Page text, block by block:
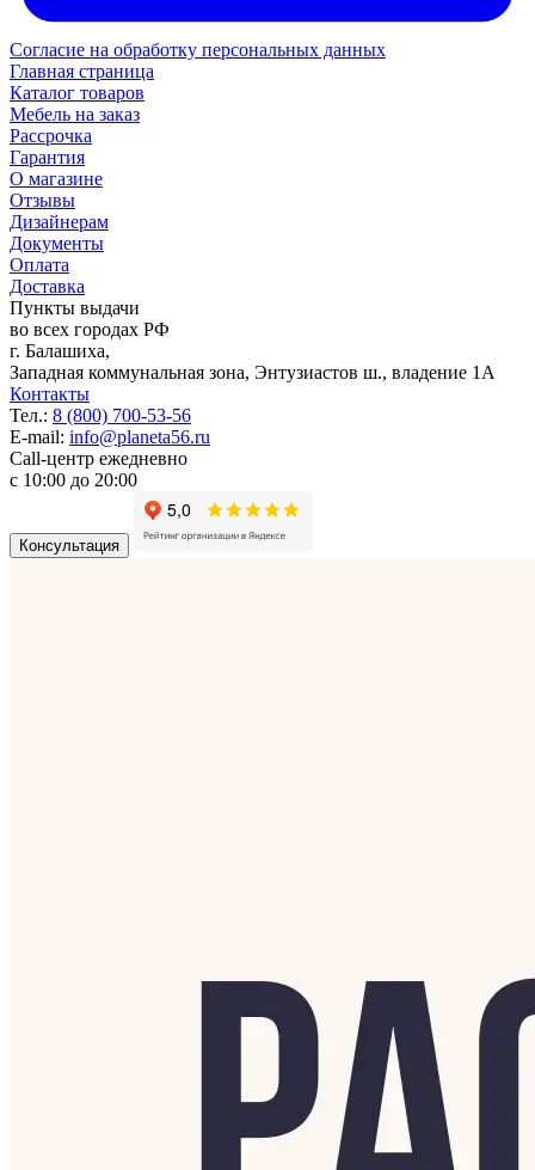
Согласие на обработку персональных данных
Главная страница
Каталог товаров
Мебель на заказ
Рассрочка
Гарантия
О магазине
Отзывы
Дизайнерам
Документы
Оплата
Доставка
Пункты выдачи
во всех городах РФ
г. Балашиха,
Западная коммунальная зона, Энтузиастов ш., владение 1А
Контакты
Тел.: 8 (800) 700-53-56
E-mail: info@planeta56.ru
Call-центр ежедневно
с 10:00 до 20:00
Консультация